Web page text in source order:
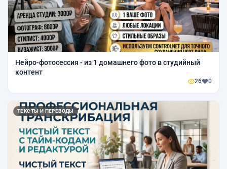
Нейро-фотосессия - из 1 домашнего фото в студийный
контент
26 0
ТЕКСТЫ И ПЕРЕВОДЫ